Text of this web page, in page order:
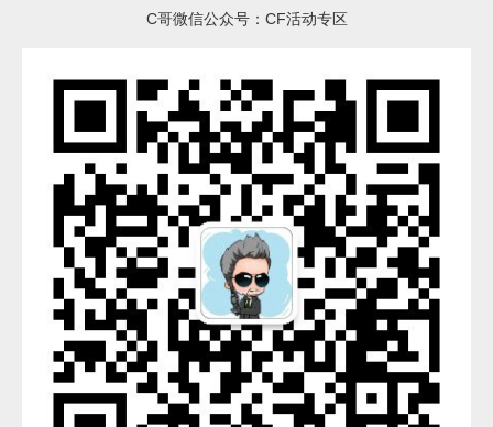
C哥微信公众号：CF活动专区